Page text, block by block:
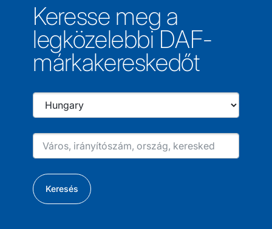
Keresse meg a
legközelebbi DAF-
márkakereskedőt
Keresés